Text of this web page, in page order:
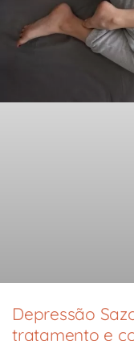
Depressão
tratamento e